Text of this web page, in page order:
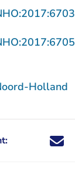
Holland
Deel dit
Deel
Deel